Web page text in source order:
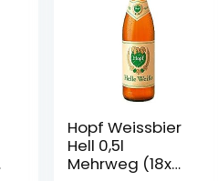
Hopf Weissbier
Hell 0,5l
Mehrweg (18x